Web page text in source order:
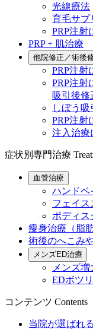
光線療法
育毛サプ
PRP注射
PRP + 肌治療
他院修正／術後
PRP注射
PRP注射
吸引後修
しぼう吸
PRP注射
注入治療
症状別専門治療
血管治療
ハンドベ
フェイス
ボディス
痩身治療（脂
術後のへこみ
メンズED治療
メンズ
EDボツ
コンテンツ Contents
当院が選ばれ